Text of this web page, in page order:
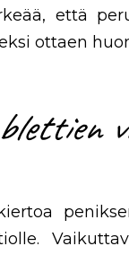
että
ottaen